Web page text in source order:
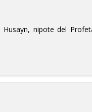
Husayn, nipote del